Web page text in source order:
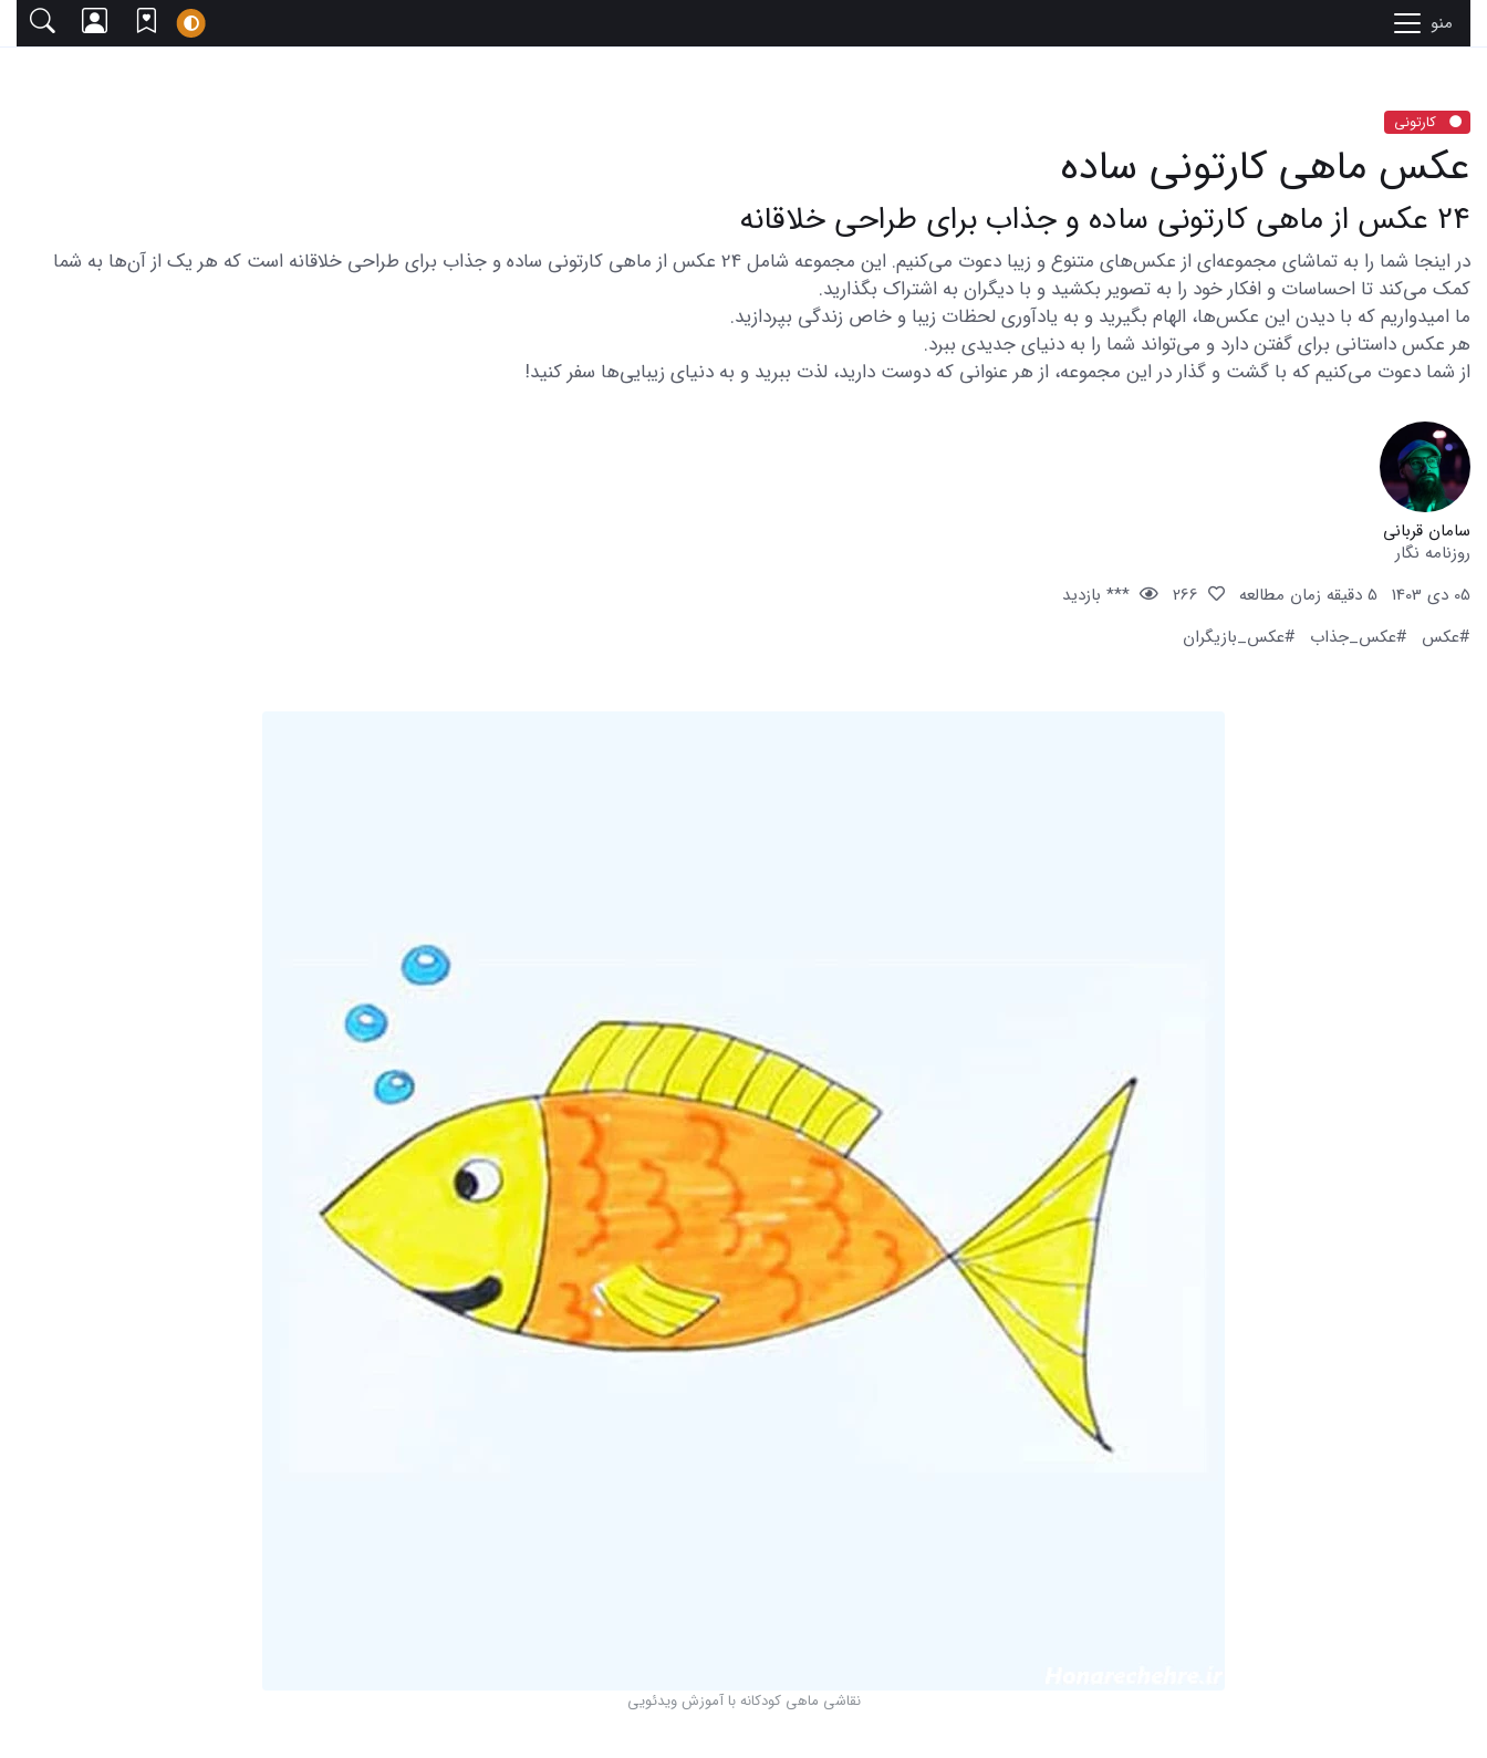
منو
کارتونی
عکس ماهی کارتونی ساده
24 عکس از ماهی کارتونی ساده و جذاب برای طراحی خلاقانه
در اینجا شما را به تماشای مجموعه‌ای از عکس‌های متنوع و زیبا دعوت می‌کنیم. این مجموعه شامل 24 عکس از ماهی کارتونی ساده و جذاب برای طراحی خلاقانه است که هر یک از آن‌ها به شما
کمک می‌کند تا احساسات و افکار خود را به تصویر بکشید و با دیگران به اشتراک بگذارید.
ما امیدواریم که با دیدن این عکس‌ها، الهام بگیرید و به یادآوری لحظات زیبا و خاص زندگی بپردازید.
هر عکس داستانی برای گفتن دارد و می‌تواند شما را به دنیای جدیدی ببرد.
از شما دعوت می‌کنیم که با گشت و گذار در این مجموعه، از هر عنوانی که دوست دارید، لذت ببرید و به دنیای زیبایی‌ها سفر کنید!
سامان قربانی
روزنامه نگار
05 دی 1403
5 دقیقه زمان مطالعه
*** بازدید
#عکس
#عکس_جذاب #عکس_بازیگران
نقاشی ماهی کودکانه با آموزش ویدئویی